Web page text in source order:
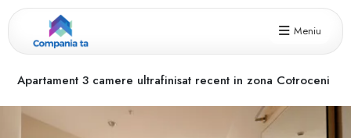
Meniu
Apartament 3 camere ultrafinisat recent in zona Cotroceni